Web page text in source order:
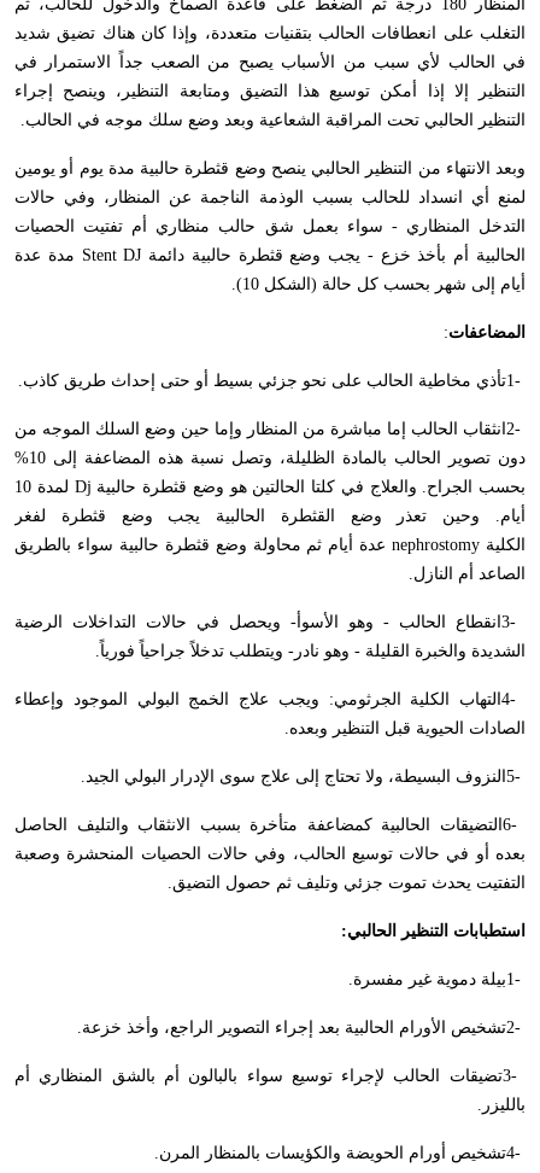
المنظار 180 درجة ثم الضغط على قاعدة الصماخ والدخول للحالب، ثم
التغلب على انعطافات الحالب بتقنيات متعددة، وإذا كان هناك تضيق شديد
في الحالب لأي سبب من الأسباب يصبح من الصعب جداً الاستمرار في
التنظير إلا إذا أمكن توسيع هذا التضيق ومتابعة التنظير، وينصح إجراء
التنظير الحالبي تحت المراقبة الشعاعية وبعد وضع سلك موجه في الحالب.
وبعد الانتهاء من التنظير الحالبي ينصح وضع قثطرة حالبية مدة يوم أو يومين
لمنع أي انسداد للحالب بسبب الوذمة الناجمة عن المنظار، وفي حالات
التدخل المنظاري - سواء بعمل شق حالب منظاري أم تفتيت الحصيات
الحالبية أم بأخذ خزع - يجب وضع قثطرة حالبية دائمة Stent DJ مدة عدة
أيام إلى شهر بحسب كل حالة (الشكل 10).
المضاعفات:
1-تأذي مخاطية الحالب على نحو جزئي بسيط أو حتى إحداث طريق كاذب.
2- انثقاب الحالب إما مباشرة من المنظار وإما حين وضع السلك الموجه من
دون تصوير الحالب بالمادة الظليلة، وتصل نسبة هذه المضاعفة إلى 10%
بحسب الجراح. والعلاج في كلتا الحالتين هو وضع قثطرة حالبية Dj
لمدة 10
أيام. وحين تعذر وضع القثطرة الحالبية يجب وضع قثطرة لفغر
الكلية nephrostomy عدة أيام ثم محاولة وضع قثطرة حالبية سواء بالطريق
الصاعد أم النازل.
3- انقطاع الحالب - وهو الأسوأ- ويحصل في حالات التداخلات الرضية
الشديدة والخبرة القليلة - وهو نادر- ويتطلب تدخلاً جراحياً فورياً.
4-التهاب الكلية الجرثومي: ويجب علاج الخمج البولي الموجود وإعطاء
الصادات الحيوية قبل التنظير وبعده.
5- النزوف البسيطة، ولا تحتاج إلى علاج سوى الإدرار البولي الجيد.
6- التضيقات الحالبية كمضاعفة متأخرة بسبب الانثقاب والتليف الحاصل
بعده أو في حالات توسيع الحالب، وفي حالات الحصيات المنحشرة وصعبة
التفتيت يحدث تموت جزئي وتليف ثم حصول التضيق.
استطبابات التنظير الحالبي:
1-بيلة دموية غير مفسرة.
2-تشخيص الأورام الحالبية بعد إجراء التصوير الراجع، وأخذ خزعة.
3-تضيقات الحالب لإجراء توسيع سواء بالبالون أم بالشق المنظاري أم
بالليزر .
4-تشخيص أورام الحويضة والكؤيسات بالمنظار المرن.